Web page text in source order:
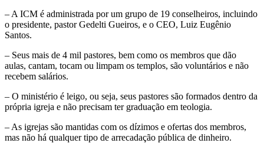
– A ICM é administrada por um grupo de 19 conselheiros, incluindo
o presidente, pastor Gedelti Gueiros, e o CEO, Luiz Eugênio
Santos.
– Seus mais de 4 mil pastores, bem como os membros que dão
aulas, cantam, tocam ou limpam os templos, são voluntários e não
recebem salários.
– O ministério é leigo, ou seja, seus pastores são formados dentro da
própria igreja e não precisam ter graduação em teologia.
– As igrejas são mantidas com os dízimos e ofertas dos membros,
mas não há qualquer tipo de arrecadação pública de dinheiro. ​